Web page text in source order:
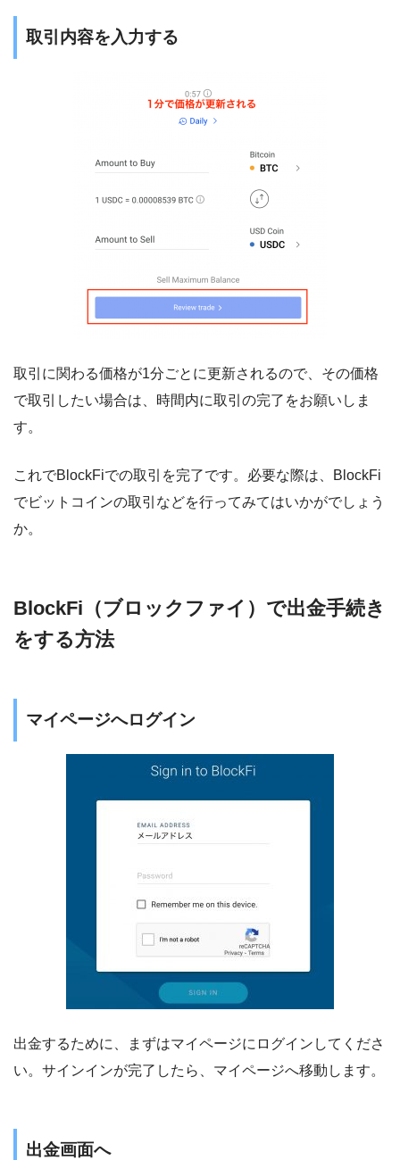
取引内容を入力する
取引に関わる価格が1分ごとに更新されるので、その価格
で取引したい場合は、時間内に取引の完了をお願いしま
す。
これでBlockFiでの取引を完了です。必要な際は、BlockFi
でビットコインの取引などを行ってみてはいかがでしょう
か。
BlockFi（ブロックファイ）で出金手続き
をする方法
マイページへログイン
出金するために、まずはマイページにログインしてくださ
い。サインインが完了したら、マイページへ移動します。
出金画面へ